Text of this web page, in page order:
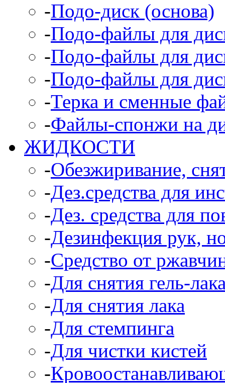
-Подо-диск (основа)
-Подо-файлы для
-Подо-файлы для
-Подо-файлы для
-Терка и сменные
-Файлы-спонжи на
ЖИДКОСТИ
-Обезжиривание,
-Дез.средства для
-Дез. средства для
-Дезинфекция рук,
-Средство от
-Для снятия гель-
-Для снятия лака
-Для стемпинга
-Для чистки кистей
-